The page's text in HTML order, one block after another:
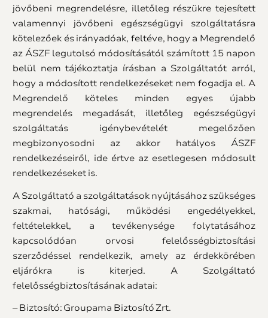
jövőbeni megrendelésre, illetőleg részükre tejesített
valamennyi jövőbeni egészségügyi szolgáltatásra
kötelezőek és irányadóak, feltéve, hogy a Megrendelő
az ÁSZF legutolsó módosításától számított 15 napon
belül nem tájékoztatja írásban a Szolgáltatót arról,
hogy a módosított rendelkezéseket nem fogadja el. A
Megrendelő köteles minden egyes újabb
megrendelés megadását, illetőleg egészségügyi
szolgáltatás igénybevételét megelőzően
megbizonyosodni az akkor hatályos ÁSZF
rendelkezéseiről, ide értve az esetlegesen módosult
rendelkezéseket is.
A Szolgáltató a szolgáltatások nyújtásához szükséges
szakmai, hatósági, működési engedélyekkel,
feltételekkel, a tevékenysége folytatásához
kapcsolódóan orvosi felelősségbiztosítási
szerződéssel rendelkezik, amely az érdekkörében
eljárókra is kiterjed. A Szolgáltató
felelősségbiztosításának adatai:
– Biztosító: Groupama Biztosító Zrt.